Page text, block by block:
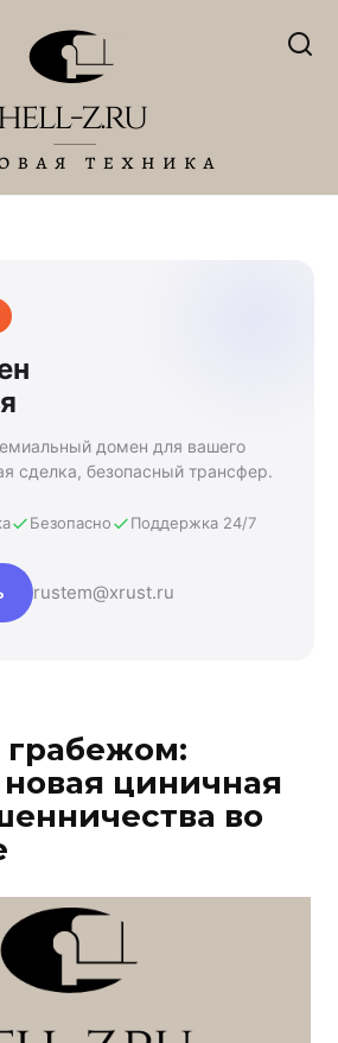
домен для вашего
сделка, безопасный трансфер.
Безопасно Поддержка 24/7
rustem@xrust.ru
грабежом:
циничная
во